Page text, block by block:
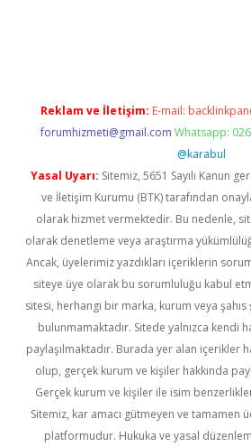
Reklam ve İletişim: E-mail:
forumhizmeti@gmail.com Whatsapp:
@karabul
Yasal Uyarı: Sitemiz, 5651 Sayılı Kanun
ve İletişim Kurumu (BTK) tarafından
olarak hizmet vermektedir. Bu nedenle,
olarak denetleme veya araştırma
Ancak, üyelerimiz yazdıkları içeriklerin
siteye üye olarak bu sorumluluğu kabul
sitesi, herhangi bir marka, kurum veya şahıs
bulunmamaktadır. Sitede yalnızca kendi
paylaşılmaktadır. Burada yer alan içerikler
olup, gerçek kurum ve kişiler hakkında
Gerçek kurum ve kişiler ile isim
Sitemiz, kar amacı gütmeyen ve tamamen
platformudur. Hukuka ve yasal